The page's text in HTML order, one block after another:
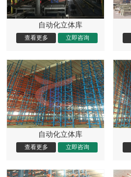
自动化立体库
自动化立体库